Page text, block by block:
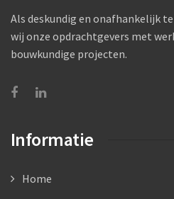
Als deskundig en onafhankelijk
wij onze opdrachtgevers met
bouwkundige projecten.
Informatie
Home